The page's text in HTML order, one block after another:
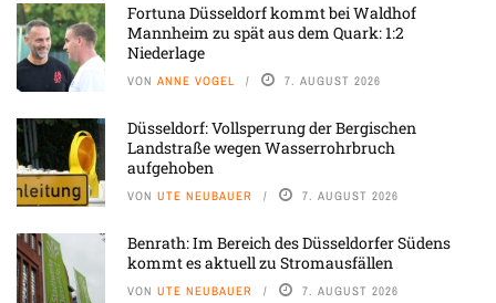
Fortuna Düsseldorf kommt bei Waldhof
Mannheim zu spät aus dem Quark: 1:2
Niederlage
VON ANNE VOGEL 7. AUGUST 2026
Düsseldorf: Vollsperrung der Bergischen
Landstraße wegen Wasserrohrbruch
aufgehoben
VON UTE NEUBAUER 7. AUGUST 2026
Benrath: Im Bereich des Düsseldorfer Südens
kommt es aktuell zu Stromausfällen
VON UTE NEUBAUER 7. AUGUST 2026